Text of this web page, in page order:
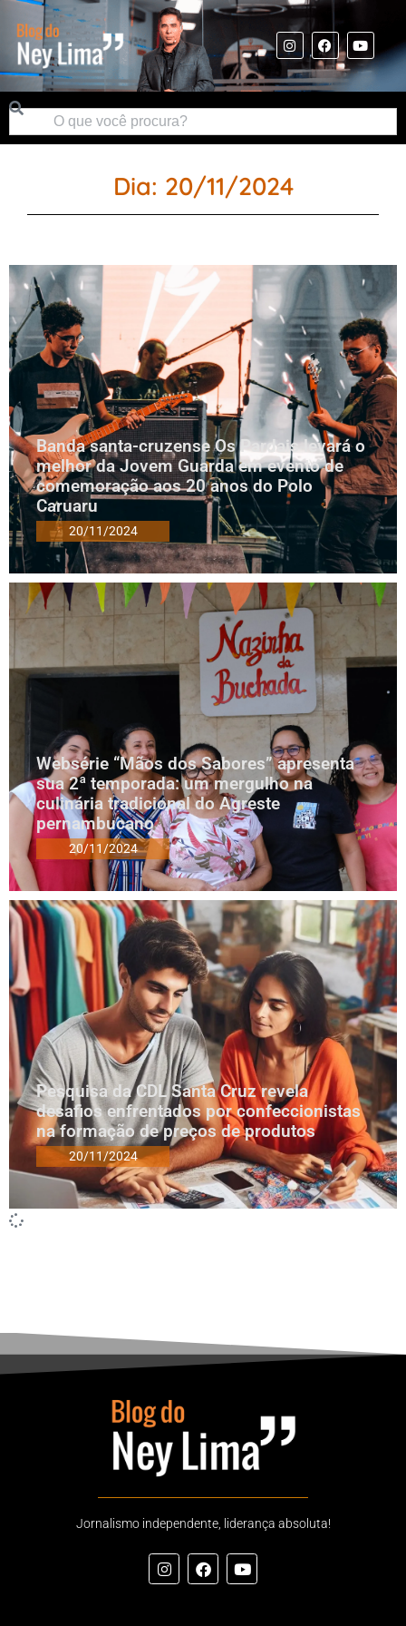
Dia: 20/11/2024
Banda santa-cruzense Os Pardais levará o
melhor da Jovem Guarda em evento de
comemoração aos 20 anos do Polo
Caruaru
20/11/2024
Websérie “Mãos dos Sabores” apresenta
sua 2ª temporada: um mergulho na
culinária tradicional do Agreste
pernambucano
20/11/2024
Pesquisa da CDL Santa Cruz revela
desafios enfrentados por confeccionistas
na formação de preços de produtos
20/11/2024
Jornalismo independente, liderança absoluta!